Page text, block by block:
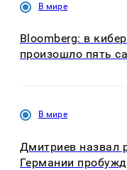
В мире
Bloomberg: в
произошло пять
В мире
Дмитриев назвал
Германии